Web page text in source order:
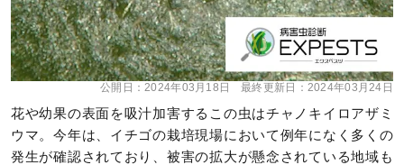
公開日：2024年03月18日 最終更新日： 2024年03月24日
花や幼果の表面を吸汁加害するこの虫はチャノキイロアザミ
ウマ。今年は、イチゴの栽培現場において例年になく多くの
発生が確認されており、被害の拡大が懸念されている地域も